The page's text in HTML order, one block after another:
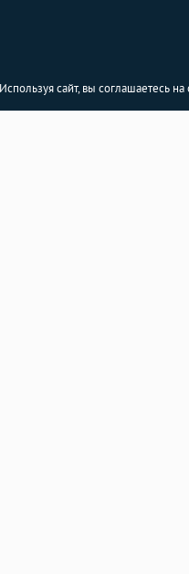
Используя сайт, вы соглашаетесь